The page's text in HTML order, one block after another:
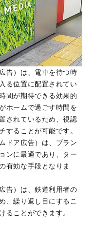
告）は、電車を待つ時
る位置に配置されてい
間が期待できる効果的
ホームで過ごす時間を
されているため、視認
することが可能です。
ドア広告）は、ブラン
ンに最適であり、ター
有効な手段となりま
告）は、鉄道利用者の
、繰り返し目にするこ
ることができます。